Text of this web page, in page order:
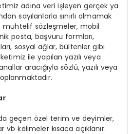
adına veri işleyen gerçek ya
sayılanlarla sınırlı olmamak
sözleşmeler, mobil
posta, başvuru formları,
sosyal ağlar, bültenler gibi
ile yapılan yazılı veya
aracığıyla sözlü, yazılı veya
geçen özel terim ve deyimler,
vb kelimeler kısaca açıklanır.